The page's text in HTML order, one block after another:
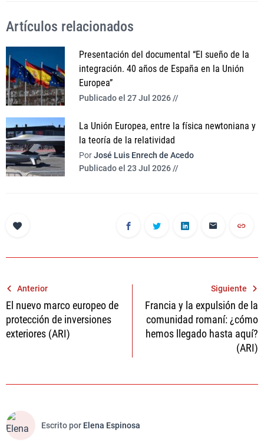
Artículos relacionados
Presentación del documental “El sueño de la
integración. 40 años de España en la Unión
Europea”
Publicado el 27 Jul 2026 //
La Unión Europea, entre la física newtoniana y
la teoría de la relatividad
PorJosé Luis Enrech de Acedo
Publicado el 23 Jul 2026 //
Navegación
de
entradas
Anterior
El nuevo marco europeo de
protección de inversiones
exteriores (ARI)
Siguiente
Francia y la expulsión de la
comunidad romaní: ¿cómo
hemos llegado hasta aquí?
(ARI)
Escrito por Elena Espinosa